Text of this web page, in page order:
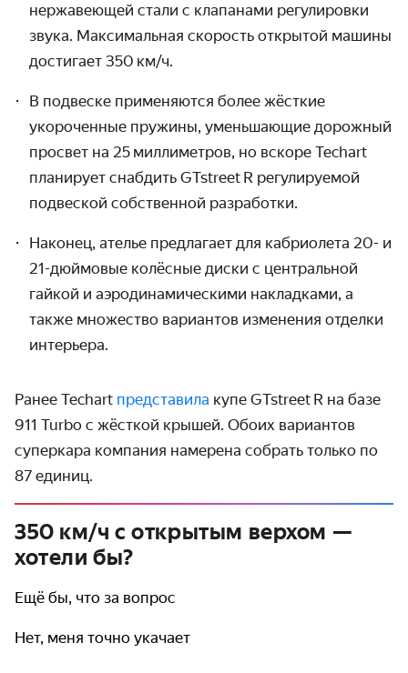
нержавеющей стали с клапанами регулировки
звука. Максимальная скорость открытой машины
достигает 350 км / ч.
В подвеске применяются более жёсткие
укороченные пружины, уменьшающие дорожный
просвет на 25 милли­метров, но вскоре Techart
планирует снабдить GTstreet R регулируемой
подвеской собственной разработки.
Наконец, ателье предлагает для кабриолета 20- и
21-дюймовые колёсные диски с центральной
гайкой и аэродинами­ческими накладками, а
также множество вариантов изменения отделки
интерьера.
Ранее Techart представила купе GTstreet R на базе
911 Turbo с жёсткой крышей. Обоих вариантов
суперкара компания намерена собрать только по
87 единиц.
350 км/ч с открытым верхом —
хотели бы?
Ещё бы, что за вопрос
Нет, меня точно укачает